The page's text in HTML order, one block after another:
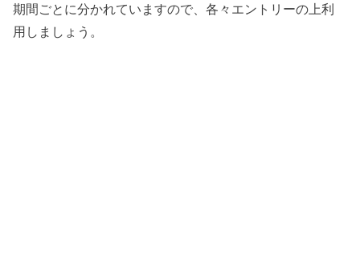
期間ごとに分かれていますので、各々エントリーの上利
用しましょう。